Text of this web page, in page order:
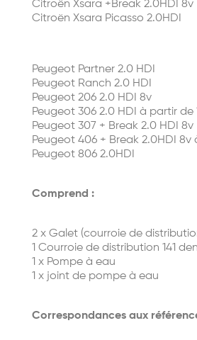
Citroën Xsara +Break 2.0HDI 8v
Citroën Xsara Picasso 2.0HDI
Peugeot Partner 2.0 HDI
Peugeot Ranch 2.0 HDI
Peugeot 206 2.0 HDI 8v
Peugeot 306 2.0 HDI à partir de
Peugeot 307 + Break 2.0 HDI 8v
Peugeot 406 + Break 2.0HDI 8v
Peugeot 806 2.0HDI
Comprend :
2 x Galet (courroie de
1 Courroie de distribution 141
1 x Pompe à eau
1 x joint de pompe à eau
Correspondances aux